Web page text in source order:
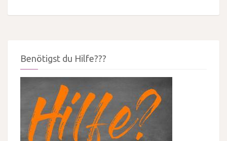
Benötigst du Hilfe???